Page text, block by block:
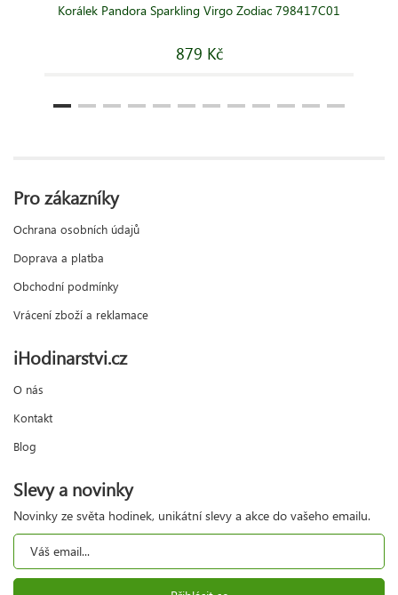
Korálek Pandora Sparkling Virgo Zodiac 798417C01
879 Kč
Pro zákazníky
Ochrana osobních údajů
Doprava a platba
Obchodní podmínky
Vrácení zboží a reklamace
iHodinarstvi.cz
O nás
Kontakt
Blog
Slevy a novinky
Novinky ze světa hodinek, unikátní slevy a akce do vašeho emailu.